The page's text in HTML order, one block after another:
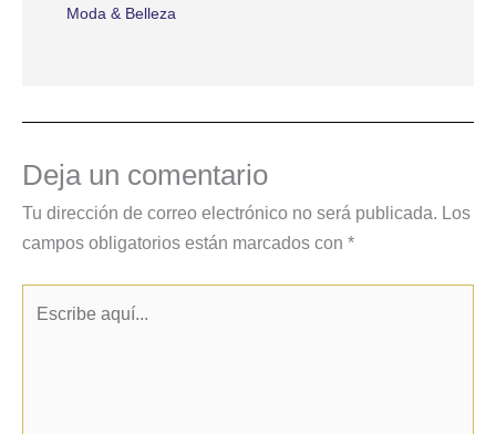
Moda & Belleza
Deja un comentario
Tu dirección de correo electrónico no será publicada. Los
campos obligatorios están marcados con *